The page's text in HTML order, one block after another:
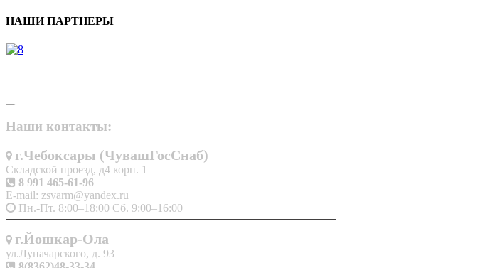
НАШИ ПАРТНЕРЫ
Наши контакты:
г.Чебоксары (ЧувашГосСнаб)
Складской проезд, д4 корп. 1
8 991 465-61-96
E-mail: zsvarm@yandex.ru
Пн.-Пт. 8:00–18:00 Сб. 9:00–16:00
г.Йошкар-Ола
ул.Луначарского, д. 93